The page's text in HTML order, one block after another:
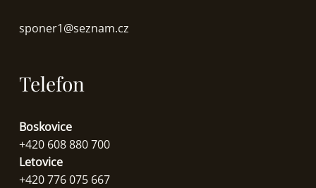
sponer1@seznam.cz
Telefon
Boskovice
+420 608 880 700
Letovice
+420 776 075 667